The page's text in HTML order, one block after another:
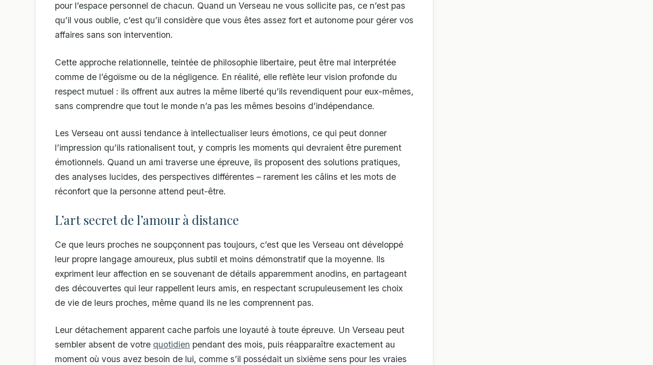
pour l’espace personnel de chacun. Quand un Verseau ne vous sollicite pas, ce n’est pas
qu’il vous oublie, c’est qu’il considère que vous êtes assez fort et autonome pour gérer vos
affaires sans son intervention.
Cette approche relationnelle, teintée de philosophie libertaire, peut être mal interprétée
comme de l’égoïsme ou de la négligence. En réalité, elle reflète leur vision profonde du
respect mutuel : ils offrent aux autres la même liberté qu’ils revendiquent pour eux-mêmes,
sans comprendre que tout le monde n’a pas les mêmes besoins d’indépendance.
Les Verseau ont aussi tendance à intellectualiser leurs émotions, ce qui peut donner
l’impression qu’ils rationalisent tout, y compris les moments qui devraient être purement
émotionnels. Quand un ami traverse une épreuve, ils proposent des solutions pratiques,
des analyses lucides, des perspectives différentes – rarement les câlins et les mots de
réconfort que la personne attend peut-être.
L’art secret de l’amour à distance
Ce que leurs proches ne soupçonnent pas toujours, c’est que les Verseau ont développé
leur propre langage amoureux, plus subtil et moins démonstratif que la moyenne. Ils
expriment leur affection en se souvenant de détails apparemment anodins, en partageant
des découvertes qui leur rappellent leurs amis, en respectant scrupuleusement les choix
de vie de leurs proches, même quand ils ne les comprennent pas.
Leur détachement apparent cache parfois une loyauté à toute épreuve. Un Verseau peut
sembler absent de votre quotidien pendant des mois, puis réapparaître exactement au
moment où vous avez besoin de lui, comme s’il possédait un sixième sens pour les vraies